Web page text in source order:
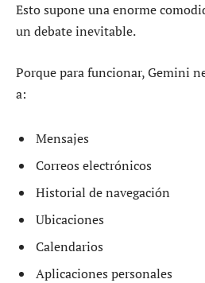
Esto supone una enorme
un debate inevitable.
Porque para funcionar, Gemini
a:
Mensajes
Correos electrónicos
Historial de navegación
Ubicaciones
Calendarios
Aplicaciones personales